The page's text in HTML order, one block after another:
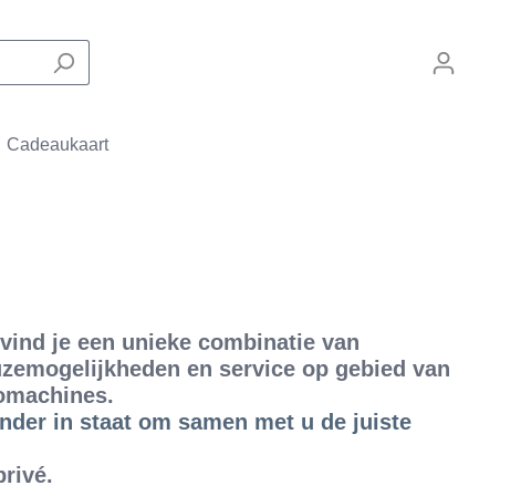
Cadeaukaart
Onderdelen
je een unieke combinatie van
en service op gebied van
in staat om samen met u de juiste